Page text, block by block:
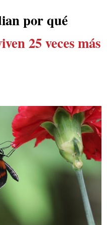
por qué
25 veces más